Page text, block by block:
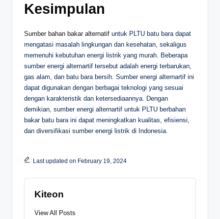
Kesimpulan
Sumber bahan bakar alternatif untuk PLTU batu bara dapat
mengatasi masalah lingkungan dan kesehatan, sekaligus
memenuhi kebutuhan energi listrik yang murah. Beberapa
sumber energi alternartif tersebut adalah energi terbarukan,
gas alam, dan batu bara bersih. Sumber energi alternartif ini
dapat digunakan dengan berbagai teknologi yang sesuai
dengan karakteristik dan ketersediaannya. Dengan
demikian, sumber energi alternartif untuk PLTU berbahan
bakar batu bara ini dapat meningkatkan kualitas, efisiensi,
dan diversifikasi sumber energi listrik di Indonesia.
Last updated on February 19, 2024
Kiteon
View All Posts